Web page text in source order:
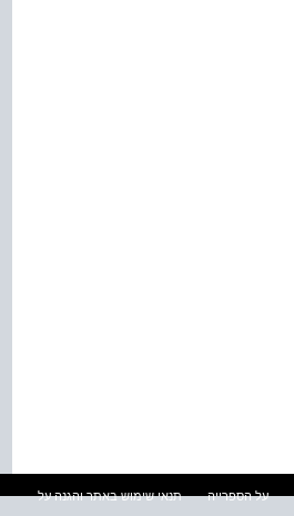
על הספרייה
תנאי שימוש באתר והגנה על